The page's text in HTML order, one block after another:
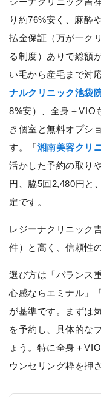
り約76%安く、麻酔
払金保証（万が一ク
る制度）ありで総額
い毛から産毛まで対
ナルクリニック池袋
8%安）、全身＋VIO
き個室と無料オプシ
す。「湘南美容クリ
活かした予約の取り
円、脇5回2,480円と
定です。
レジーナクリニック
件）と高く、信頼性
選び方は「バランス
心感ならエミナル」
が基準です。まずは
を予約し、具体的な
ょう。特に全身＋
ウンセリング枠を押